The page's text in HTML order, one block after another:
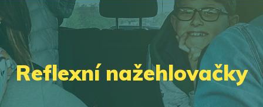
Reflexní nažehlovačky